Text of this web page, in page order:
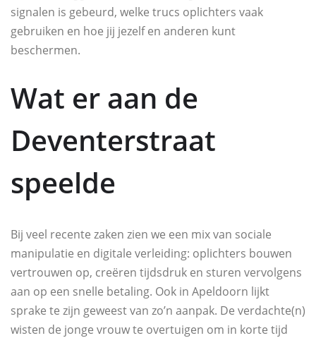
signalen is gebeurd, welke trucs oplichters vaak
gebruiken en hoe jij jezelf en anderen kunt
beschermen.
Wat er aan de
Deventerstraat
speelde
Bij veel recente zaken zien we een mix van sociale
manipulatie en digitale verleiding: oplichters bouwen
vertrouwen op, creëren tijdsdruk en sturen vervolgens
aan op een snelle betaling. Ook in Apeldoorn lijkt
sprake te zijn geweest van zo’n aanpak. De verdachte(n)
wisten de jonge vrouw te overtuigen om in korte tijd